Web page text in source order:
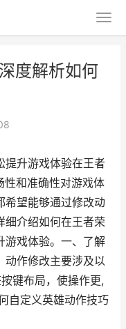
度解析如何
提升游戏体验在王者
性和准确性对游戏体
希望能够通过修改动
细介绍如何在王者荣
游戏体验。一、了解
动作修改主要涉及以
键布局，使操作更,
自定义英雄动作技巧